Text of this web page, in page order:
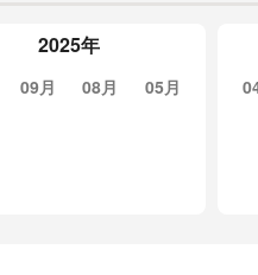
2025年
09月 08月
05月